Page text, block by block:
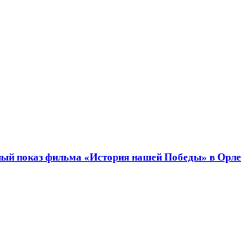
показ фильма «История нашей Победы» в Орле